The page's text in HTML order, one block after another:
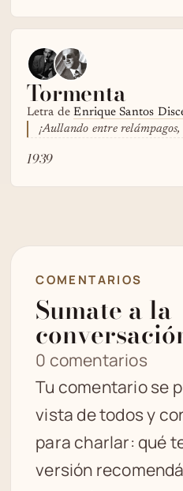
Tormenta
Letra deEnrique Santos
¡Aullando entre relámpagos,
1939
COMENTARIOS
Sumate a la
0 comentarios
Tu comentario se
vista de todos y
para charlar: qué
versión